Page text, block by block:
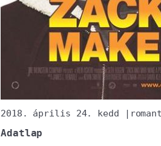
2018. április 24. kedd |
Adatlap